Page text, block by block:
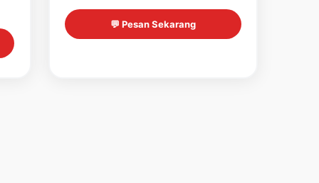
💬 Pesan Sekarang